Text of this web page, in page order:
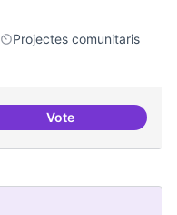
Projectes comunitaris
VoteVilaveïna